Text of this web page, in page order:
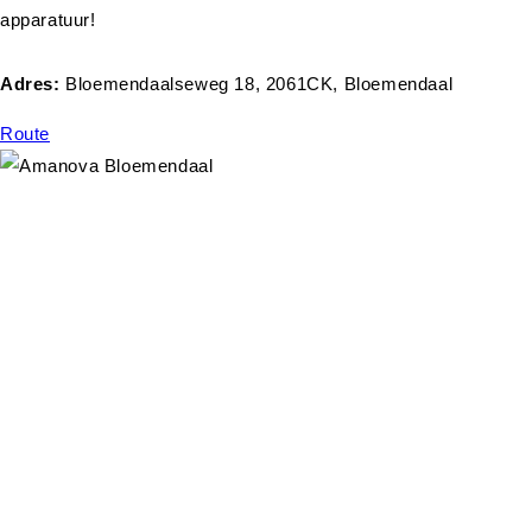
apparatuur!
Adres: Bloemendaalseweg 18, 2061CK, Bloemendaal
Route